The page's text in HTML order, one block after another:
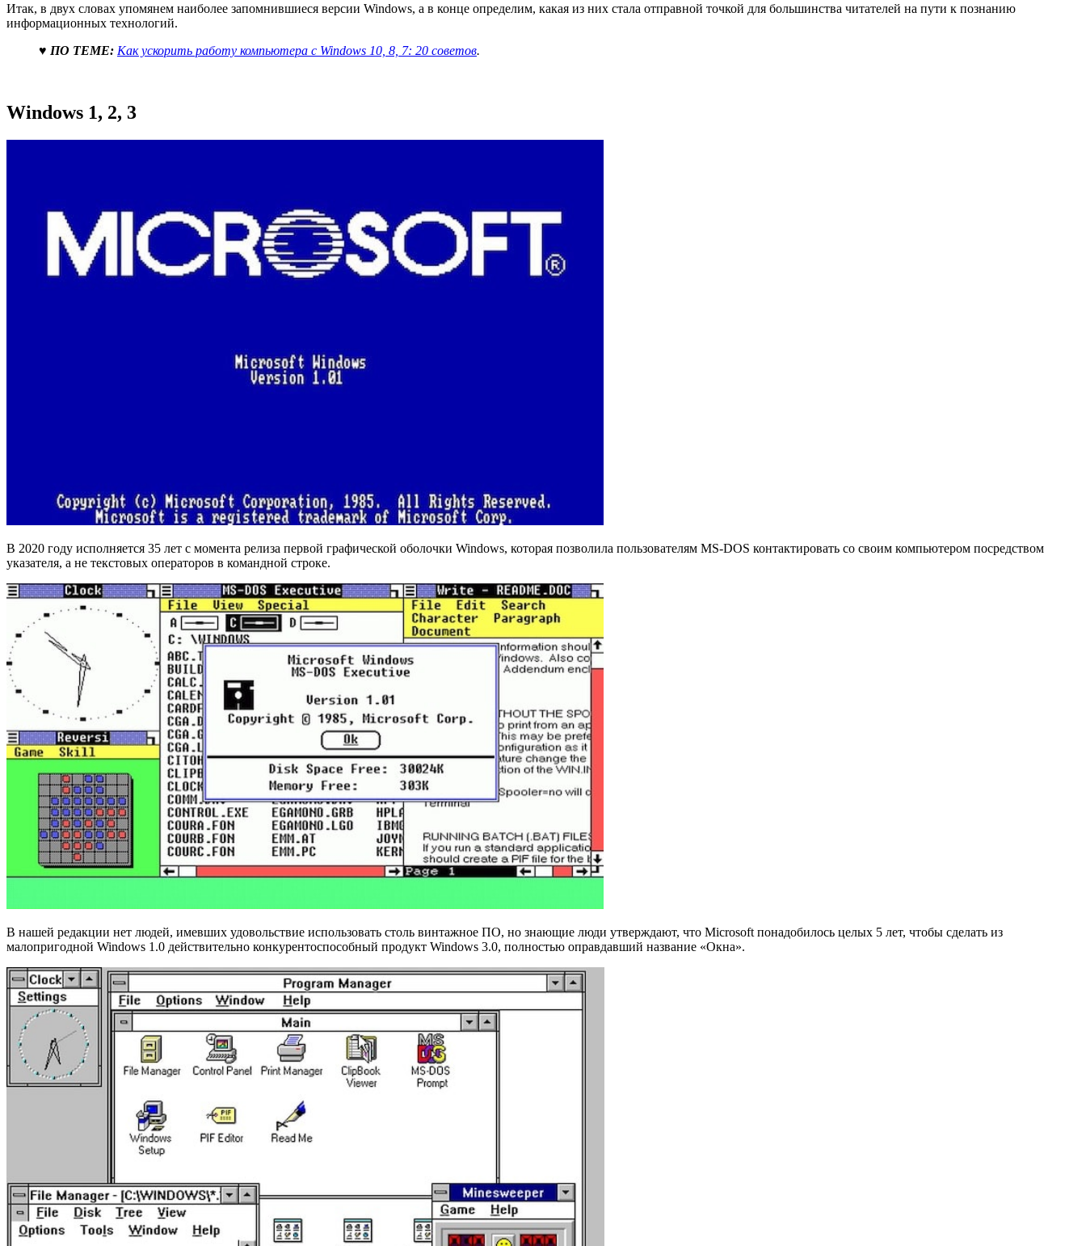
Итак, в двух словах упомянем наиболее запомнившиеся версии Windows, а в конце определим, какая из них стала отправной точкой для большинства читателей на пути к познанию
информационных технологий.
♥ ПО ТЕМЕ: Как ускорить работу компьютера с Windows 10, 8, 7: 20 советов.
Windows 1, 2, 3
В 2020 году исполняется 35 лет с момента релиза первой графической оболочки Windows, которая позволила пользователям MS-DOS контактировать со своим компьютером посредством
указателя, а не текстовых операторов в командной строке.
В нашей редакции нет людей, имевших удовольствие использовать столь винтажное ПО, но знающие люди утверждают, что Microsoft понадобилось целых 5 лет, чтобы сделать из
малопригодной Windows 1.0 действительно конкурентоспособный продукт Windows 3.0, полностью оправдавший название «Окна».